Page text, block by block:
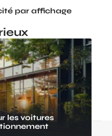
par affichage
les voitures